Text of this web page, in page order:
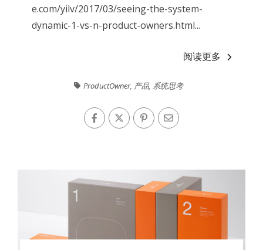
e.com/yilv/2017/03/seeing-the-system-
dynamic-1-vs-n-product-owners.html...
阅读更多
ProductOwner, 产品, 系统思考